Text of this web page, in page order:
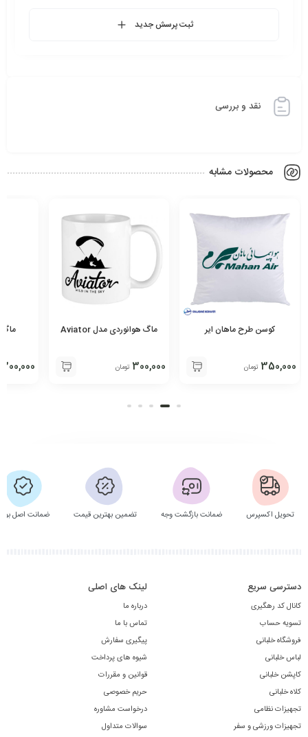
ثبت پرسش جدید
نقد و بررسی
محصولات مشابه
کوسن طرح ماهان ایر
350,000 تومان
ماگ هوانوردی مدل Aviator
300,000 تومان
ماگ
300,000
تحویل اکسپرس ضمانت بازگشت وجه تضمین بهترین قیمت ضمانت اصل
دسترسی سریع
کانال کد رهگیری
تسویه حساب
فروشگاه خلبانی
لباس خلبانی
کاپشن خلبانی
کلاه خلبانی
تجهیزات نظامی
تجهیزات ورزشی و سفر
لینک های اصلی
درباره ما
تماس با ما
پیگیری سفارش
شیوه های پرداخت
قوانین و مقررات
حریم خصوصی
درخواست مشاوره
سوالات متداول